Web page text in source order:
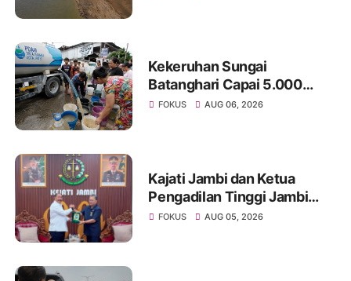
Kekeruhan Sungai
Batanghari Capai 5.000
NTU, Distribusi Air PDAM
FOKUS AUG 06, 2026
Kajati Jambi dan Ketua
Pengadilan Tinggi Jambi
Berkomitmen Perkuat
FOKUS AUG 05, 2026